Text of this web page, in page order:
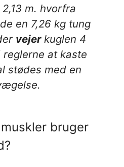
m. hvorfra
en 7,26 kg tung
vejerkuglen 4
at kaste
stødes med en
bruger